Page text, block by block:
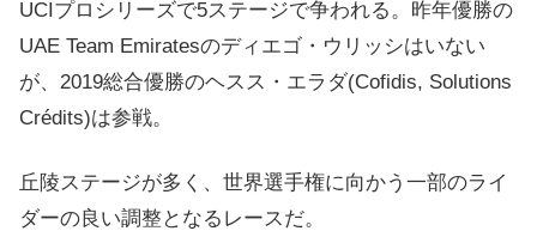
UCIプロシリーズで5ステージで争われる。昨年優勝の
UAE Team Emiratesのディエゴ・ウリッシはいない
が、2019総合優勝のヘスス・エラダ(Cofidis, Solutions
Crédits)は参戦。
丘陵ステージが多く、世界選手権に向かう一部のライ
ダーの良い調整となるレースだ。